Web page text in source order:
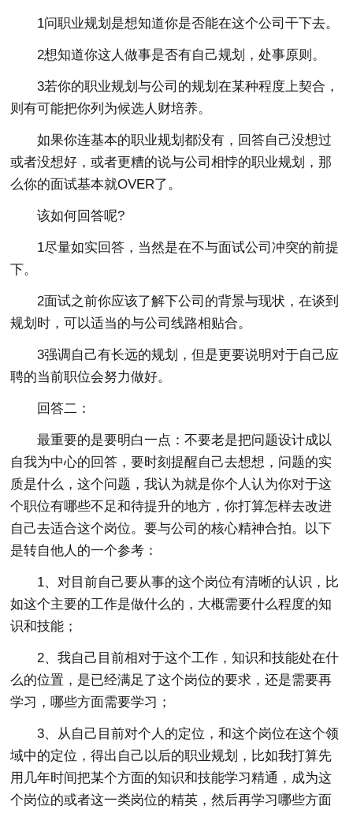
1问职业规划是想知道你是否能在这个公司干下去。
2想知道你这人做事是否有自己规划，处事原则。
3若你的职业规划与公司的规划在某种程度上契合，
则有可能把你列为候选人财培养。
如果你连基本的职业规划都没有，回答自己没想过
或者没想好，或者更糟的说与公司相悖的职业规划，那
么你的面试基本就OVER了。
该如何回答呢?
1尽量如实回答，当然是在不与面试公司冲突的前提
下。
2面试之前你应该了解下公司的背景与现状，在谈到
规划时，可以适当的与公司线路相贴合。
3强调自己有长远的规划，但是更要说明对于自己应
聘的当前职位会努力做好。
回答二：
最重要的是要明白一点：不要老是把问题设计成以
自我为中心的回答，要时刻提醒自己去想想，问题的实
质是什么，这个问题，我认为就是你个人认为你对于这
个职位有哪些不足和待提升的地方，你打算怎样去改进
自己去适合这个岗位。要与公司的核心精神合拍。以下
是转自他人的一个参考：
1、对目前自己要从事的这个岗位有清晰的认识，比
如这个主要的工作是做什么的，大概需要什么程度的知
识和技能；
2、我自己目前相对于这个工作，知识和技能处在什
么的位置，是已经满足了这个岗位的要求，还是需要再
学习，哪些方面需要学习；
3、从自己目前对个人的定位，和这个岗位在这个领
域中的定位，得出自己以后的职业规划，比如我打算先
用几年时间把某个方面的知识和技能学习精通，成为这
个岗位的或者这一类岗位的精英，然后再学习哪些方面